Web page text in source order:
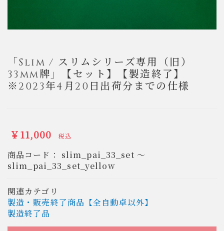
「Slim / スリムシリーズ専用（旧）
33mm牌」【セット】【製造終了】
※2023年4月20日出荷分までの仕様
￥11,000 税込
商品コード： slim_pai_33_set ～
slim_pai_33_set_yellow
関連カテゴリ
製造・販売終了商品【全自動卓以外】
製造終了品